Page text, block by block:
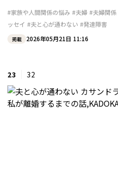
#家族や人間関係の悩み #夫婦 #夫婦関係
ッセイ #夫と心が通わない #発達障害
掲載 2026年05月21日 11:16
23 32